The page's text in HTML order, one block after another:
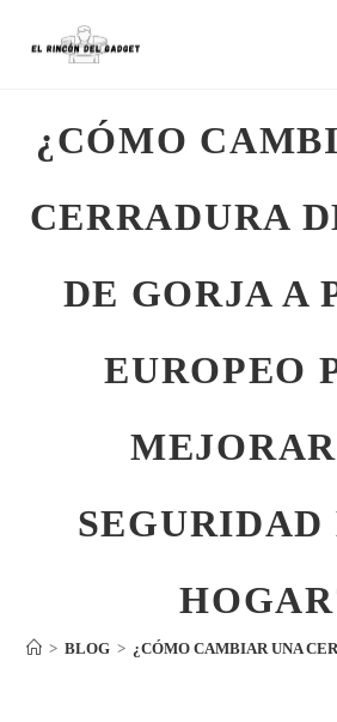
¿CÓMO
CERRADURA
DE GORJA A
EUROPEO
SEGURIDAD
> BLOG > ¿CÓMO CAMBIAR UNA